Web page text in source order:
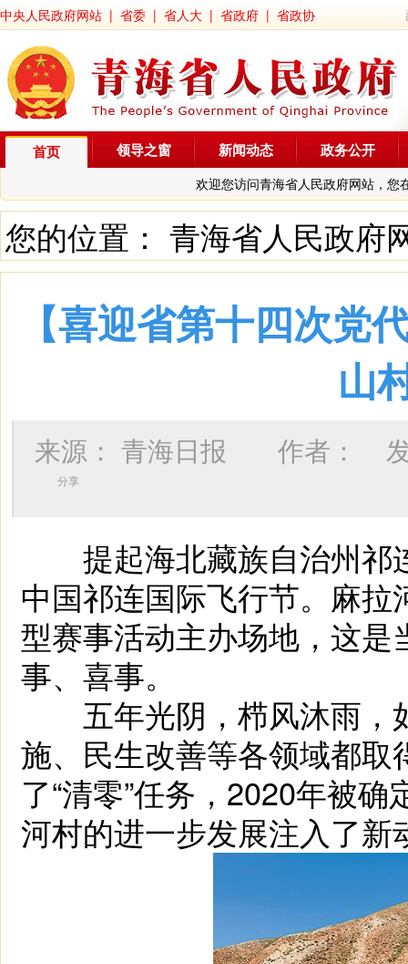
中央人民政府网站 | 省委 | 省人大 | 省政府 | 省政协
首页
欢迎您访问青海省人民政府网站，您
领导之窗 新闻动态 政务公开
您的位置： 青海省人民政府
【喜迎省第十四次党
山
来源：青海日报 作者：
分享
提起海北藏族自治州祁
中国祁连国际飞行节。麻
型赛事活动主办场地，这
事、喜事。
五年光阴，栉风沐雨，
施、民生改善等各领域都
了“清零”任务，2020年被
河村的进一步发展注入了新